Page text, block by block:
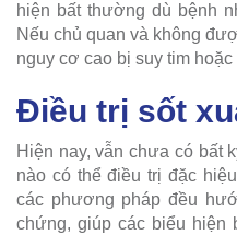
hiện bất thường dù bệnh
Nếu chủ quan và không
nguy cơ cao bị suy tim hoặc
Điều trị sốt
Hiện nay, vẫn chưa có bất
nào có thể điều trị đặc
các phương pháp đều
chứng, giúp các biểu hiện